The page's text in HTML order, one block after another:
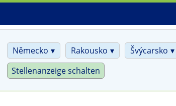
Skip
main
Německo
Rakousko Švýcarsko
Stellenanzeige schalten